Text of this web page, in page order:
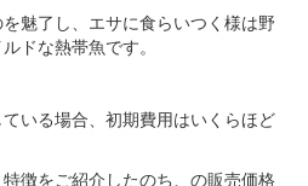
魅了し、エサに食らいつく様は野
ドな熱帯魚です。
いる場合、初期費用はいくらほど
徴をご紹介したのち、の販売価格